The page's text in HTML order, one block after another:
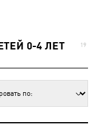
0-4 ЛЕТ
19